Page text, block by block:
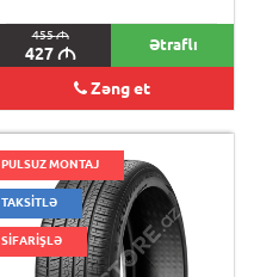
455M
427M Ətraflı
Zəng et
PULSUZ MONTAJ
TAKSİTLƏ
SİFARİŞLƏ